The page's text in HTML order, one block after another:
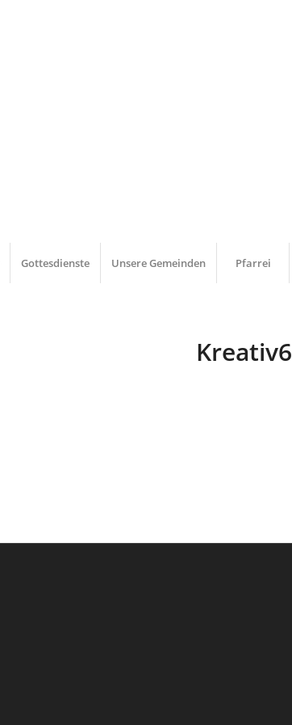
Gottesdienste Unsere Gemeinden Pfarrei
Kreativ6